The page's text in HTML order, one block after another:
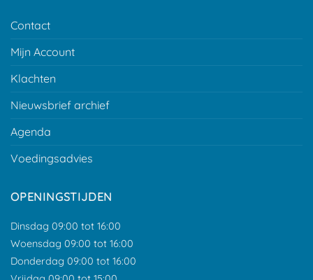
Contact
Mijn Account
Klachten
Nieuwsbrief archief
Agenda
Voedingsadvies
OPENINGSTIJDEN
Dinsdag 09:00 tot 16:00
Woensdag 09:00 tot 16:00
Donderdag 09:00 tot 16:00